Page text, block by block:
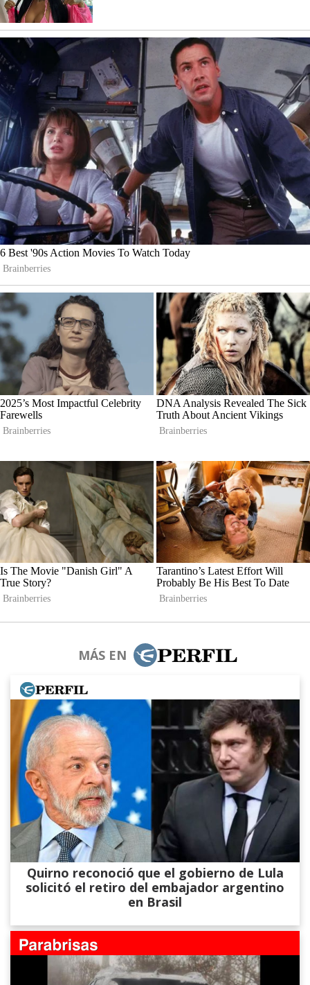
MÁS EN
Quirno reconoció que el gobierno de Lula
solicitó el retiro del embajador argentino
en Brasil